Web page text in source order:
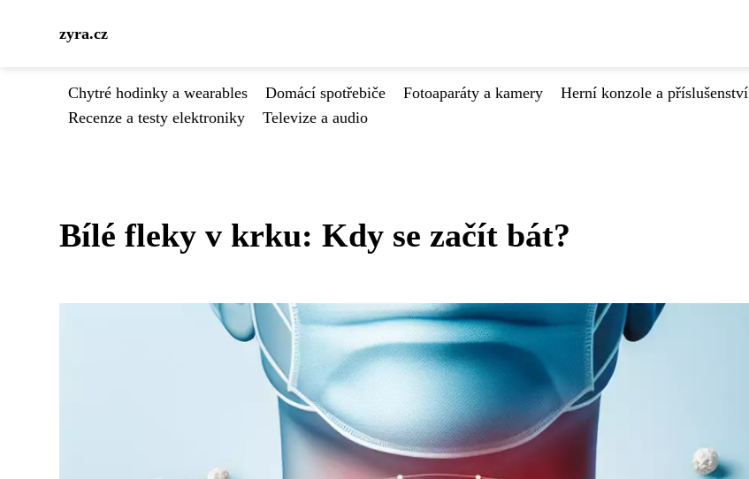
zyra.cz
Chytré hodinky a wearables Domácí spotřebiče Fotoaparáty a kamery Herní konzole a příslušenství
Recenze a testy elektroniky
Televize a audio
Bílé fleky v krku: Kdy se začít bát?